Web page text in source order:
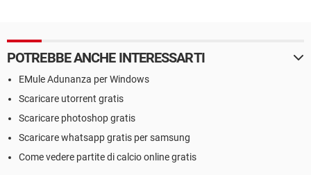
POTREBBE ANCHE INTERESSARTI
EMule Adunanza per Windows
Scaricare utorrent gratis
Scaricare photoshop gratis
Scaricare whatsapp gratis per samsung
Come vedere partite di calcio online gratis